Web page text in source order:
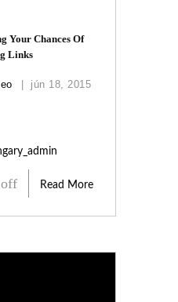
Your Chances Of
Links
jún 18, 2015
off Read More